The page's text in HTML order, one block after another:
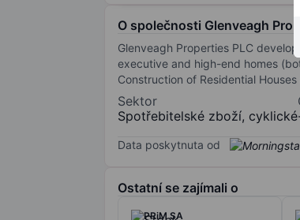
O společnosti Glenveagh
Glenveagh Properties PLC
executive and high-end homes
Construction of Residential
Sektor
Spotřebitelské zboží, cyklické
Data poskytnuta od
Ostatní se zajímali o
PRiM SA